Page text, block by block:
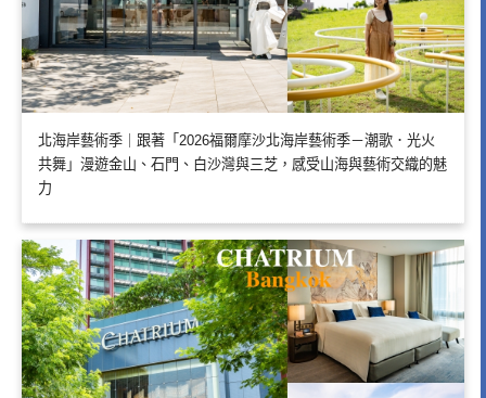
北海岸藝術季｜跟著「2026福爾摩沙北海岸藝術季－潮歌．光火
共舞」漫遊金山、石門、白沙灣與三芝，感受山海與藝術交織的魅
力